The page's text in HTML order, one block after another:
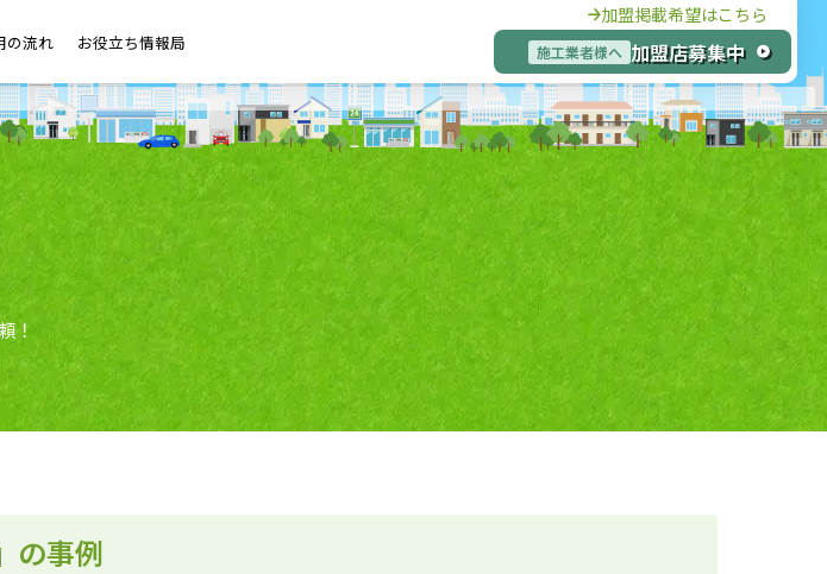
の流れ お役立ち情報局
加盟掲載希望はこちら
施工業者様へ 加盟店募集中
！
の事例